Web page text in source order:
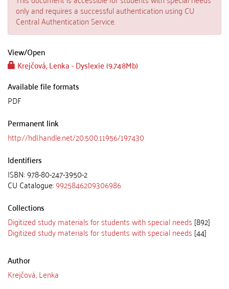
only and requires a successful authentication using CU
Central Authentication Service.
View/Open
Krejčová, Lenka - Dyslexie (9.748Mb)
Available file formats
PDF
Permanent link
http://hdl.handle.net/20.500.11956/197430
Identifiers
ISBN: 978-80-247-3950-2
CU Catalogue:9925846209306986
Collections
Digitized study materials for students with special needs [892]
Digitized study materials for students with special needs [44]
Author
Krejčová, Lenka